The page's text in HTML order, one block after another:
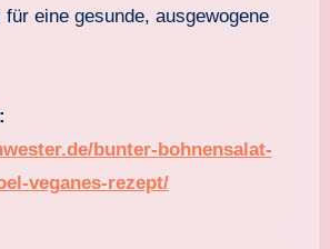
eine gesunde, ausgewogene
bunter-bohnensalat-
veganes-rezept/